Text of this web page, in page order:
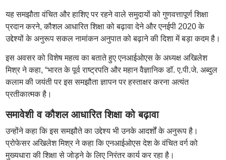
यह समझौता वंचित और हाशिए पर रहने वाले समुदायों को गुणवत्तापूर्ण शिक्षा
प्रदान करने, कौशल आधारित शिक्षा को बढ़ावा देने और एनईपी 2020 के
उद्देश्यों के अनुरूप सकल नामांकन अनुपात को बढ़ाने की दिशा में बड़ा कदम है।
इस अवसर को विशेष महत्व का बताते हुए एनआईओएस के अध्यक्ष अखिलेश
मिश्र ने कहा, “भारत के पूर्व राष्ट्रपति और महान वैज्ञानिक डॉ. ए.पी.जे. अब्दुल
कलाम की जयंती पर इस समझौता ज्ञापन पर हस्ताक्षर करना अत्यंत
प्रतीकात्मक है।
समावेशी व कौशल आधारित शिक्षा को बढ़ावा
उन्होंने कहा कि इस समझौते का उद्देश्य भी उनके आदर्शों के अनुरूप है।
प्रोफेसर अखिलेश मिश्र ने कहा कि एनआईओएस देश के वंचित वर्ग को
मुख्यधारा की शिक्षा से जोड़ने के लिए निरंतर कार्य कर रहा है।